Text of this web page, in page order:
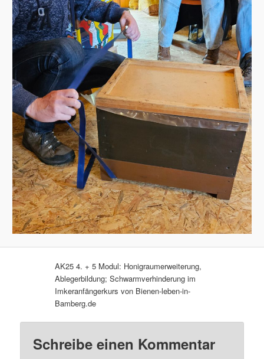
AK25 4. + 5 Modul: Honigraumerweiterung,
Ablegerbildung; Schwarmverhinderung im
Imkeranfängerkurs von Bienen-leben-in-
Bamberg.de
Schreibe einen Kommentar